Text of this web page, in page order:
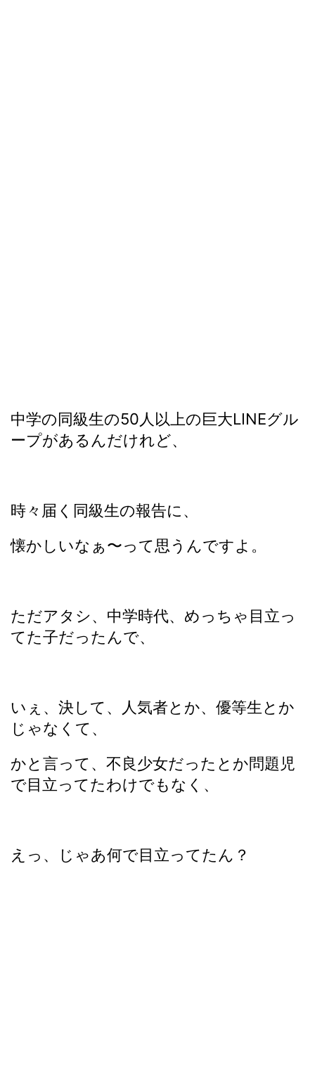
中学の同級生の50人以上の巨大LINEグル
ープがあるんだけれど、
時々届く同級生の報告に、
懐かしいなぁ〜って思うんですよ。
ただアタシ、中学時代、めっちゃ目立っ
てた子だったんで、
いぇ、決して、人気者とか、優等生とか
じゃなくて、
かと言って、不良少女だったとか問題児
で目立ってたわけでもなく、
えっ、じゃあ何で目立ってたん？